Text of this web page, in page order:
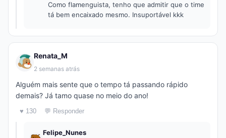
Como flamenguista, tenho que admitir que o time
tá bem encaixado mesmo. Insuportável kkk
Renata_M
2 semanas atrás
Alguém mais sente que o tempo tá passando rápido
demais? Já tamo quase no meio do ano!
♥ 130 💬 Responder
Felipe_Nunes